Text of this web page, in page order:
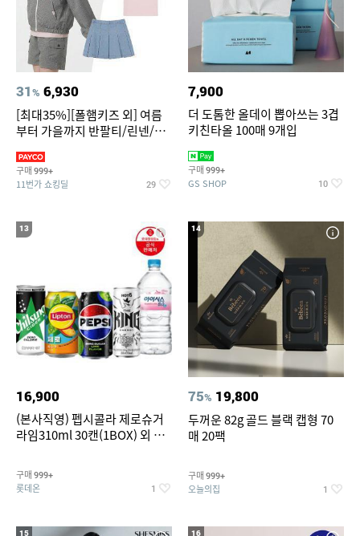
31% 6,930
[최대35%][폴햄키즈 외] 여름
부터 가을까지 반팔티/린넨/맨
구매 999+
11번가 쇼킹딜 29
7,900
더 도톰한 올데이 뽑아쓰는 3겹
키친타올 100매 9개입
구매 999+
GS SHOP 10
13
16,900
(본사직영) 펩시콜라 제로슈거
라임310ml 30캔(1BOX) 외 롯
구매 999+
롯데온 1
14
75% 19,800
두꺼운 82g 골드 블랙 캡형 70
매 20팩
구매 999+
오늘의집 1
15 16